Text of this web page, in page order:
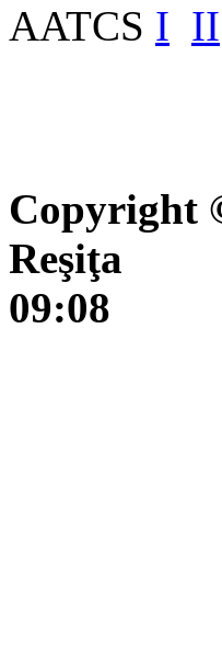
AATCS I II
Copyright
Reşiţa
09:08